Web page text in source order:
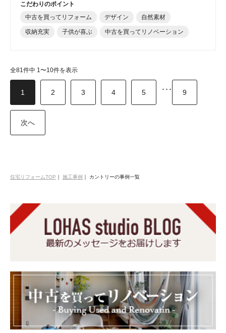
こだわりのポイント
中古を買ってリフォーム
デザイン 自然素材
収納充実 子供が喜ぶ 中古を買ってリノベーション
全81件中 1〜10件を表示
1 2 3 4 5 ･･･ 9
次へ
住宅リフォームTOP ｜ 施工事例 ｜ カントリーの事例一覧